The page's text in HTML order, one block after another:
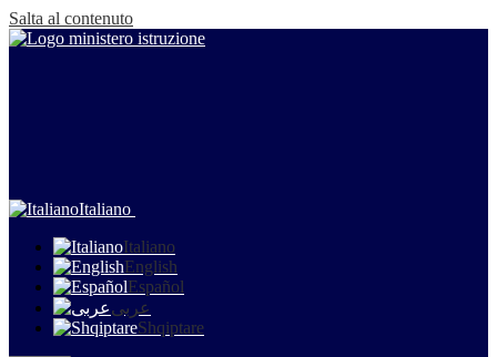
Salta al contenuto
Italiano
Italiano
English
Español
عربى
Shqiptare